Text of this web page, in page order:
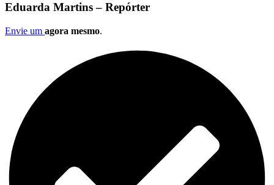
Eduarda Martins – Repórter
Envie um agora mesmo.